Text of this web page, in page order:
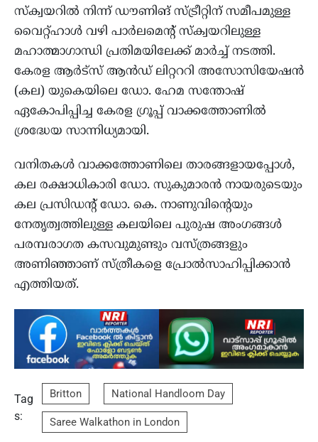
സ്‌ക്വയറിൽ നിന്ന് ഡൗണിങ് സ്ട്രീറ്റിന് സമീപമുള്ള
വൈറ്റ്‌ഹാൾ വഴി പാർലമെന്റ് സ്‌ക്വയറിലുള്ള
മഹാത്മാഗാന്ധി പ്രതിമയിലേക്ക് മാർച്ച് നടത്തി.
കേരള ആർട്സ് ആൻഡ് ലിറ്റററി അസോസിയേഷൻ
(കല) യുകെയിലെ ഡോ. ഹേമ സന്തോഷ്
ഏകോപിപ്പിച്ച കേരള ഗ്രൂപ്പ് വാക്കത്തോണിൽ
ശ്രദ്ധേയ സാന്നിധ്യമായി.
വനിതകൾ വാക്കത്തോണിലെ താരങ്ങളായപ്പോൾ,
കല രക്ഷാധികാരി ഡോ. സുകുമാരൻ നായരുടെയും
കല പ്രസിഡന്റ് ഡോ. കെ. നാണുവിന്റെയും
നേതൃത്വത്തിലുള്ള കലയിലെ പുരുഷ അംഗങ്ങൾ
പരമ്പരാഗത കസവുമുണ്ടും വസ്ത്രങ്ങളും
അണിഞ്ഞാണ് സ്ത്രീകളെ പ്രോൽസാഹിപ്പിക്കാൻ
എത്തിയത്.
Tag
s:
Britton National Handloom Day
Saree Walkathon in London